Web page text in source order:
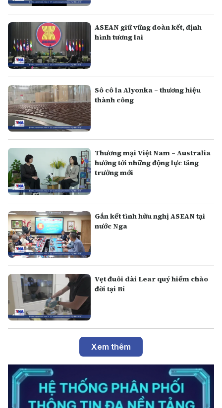
ASEAN giữ vững đoàn kết, định
hình tương lai
Sô cô la Alyonka – thương hiệu
thành công
Thương mại Việt Nam – Australia
hướng tới những động lực tăng
trưởng mới
Gắn kết tình hữu nghị ASEAN tại
nước Nga
Vẹt đuôi dài Lear quý hiếm chào
đời tại Bỉ
Xem thêm